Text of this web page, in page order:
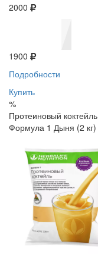
2000
1900
Подробности
Купить
%
Протеиновый коктейль
Формула 1 Дыня (2 кг)